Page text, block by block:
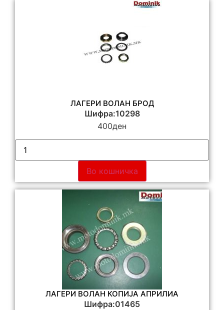
ЛАГЕРИ ВОЛАН БРОД
Шифра:10298
400ден
Во кошничка
ЛАГЕРИ ВОЛАН КОПИЈА АПРИЛИА
Шифра:01465